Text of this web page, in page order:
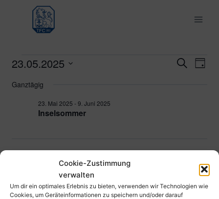
Cookie-Zustimmung
verwalten
Um dir ein optimales Erlebnis zu bieten, verwenden wir Technologien wie
Cookies, um Geräteinformationen zu speichern und/oder darauf
springen
Veranstaltungen
für
SucheTag
23.05.2025
wählen.
Ganztägig
Inselsommer
23. Mai 2025 - 9. Juni 2025
Kalender abonnieren